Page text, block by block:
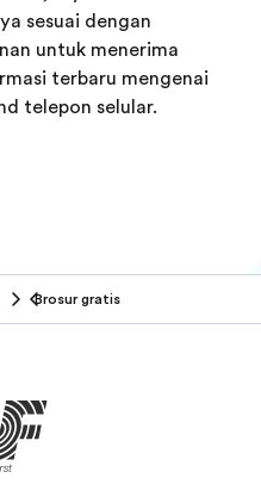
sesuai dengan
untuk menerima
terbaru mengenai
telepon selular.
Brosur gratis